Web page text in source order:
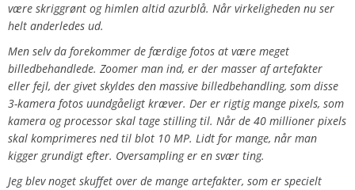
være skriggrønt og himlen altid azurblå. Når virkeligheden nu ser
helt anderledes ud.
Men selv da forekommer de færdige fotos at være meget
billedbehandlede. Zoomer man ind, er der masser af artefakter
eller fejl, der givet skyldes den massive billedbehandling, som disse
3-kamera fotos uundgåeligt kræver. Der er rigtig mange pixels, som
kamera og processor skal tage stilling til. Når de 40 millioner pixels
skal komprimeres ned til blot 10 MP. Lidt for mange, når man
kigger grundigt efter. Oversampling er en svær ting.
Jeg blev noget skuffet over de mange artefakter, som er specielt